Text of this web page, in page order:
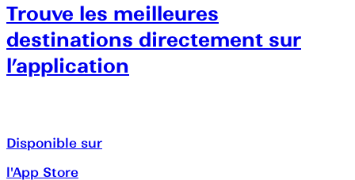
Trouve les meilleures
destinations directement sur
l’application
Disponible sur
l'App Store